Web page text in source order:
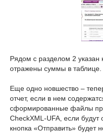
Рядом с разделом 2 указан
отражены суммы в таблице.
Еще одно новшество –
отчет, если в нем
сформированные файлы
CheckXML-UFA, если
кнопка «Отправить» будет